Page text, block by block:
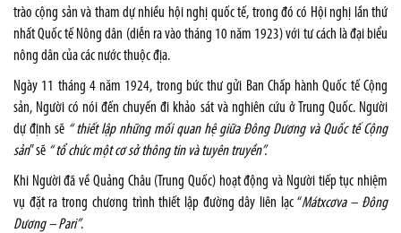
trào cộng sản và tham dự nhiều hội nghị quốc tế, trong đó có Hội nghị lần thứ
nhất Quốc tế Nông dân (diễn ra vào tháng 10 năm 1923) với tư cách là đại biểu
nông dân của các nước thuộc địa.
Ngày 11 tháng 4 năm 1924, trong bức thư gửi Ban Chấp hành Quốc tế Cộng
sản, Người có nói đến chuyến đi khảo sát và nghiên cứu ở Trung Quốc. Người
dự định sẽ “ thiết lập những mối quan hệ giữa Đông Dương và Quốc tế Cộng
sản” sẽ “ tổ chức một cơ sở thông tin và tuyên truyền”.
Khi Người đã về Quảng Châu (Trung Quốc) hoạt động và Người tiếp tục nhiệm
vụ đặt ra trong chương trình thiết lập đường dây liên lạc “Mátxcơva – Đông
Dương – Pari”.